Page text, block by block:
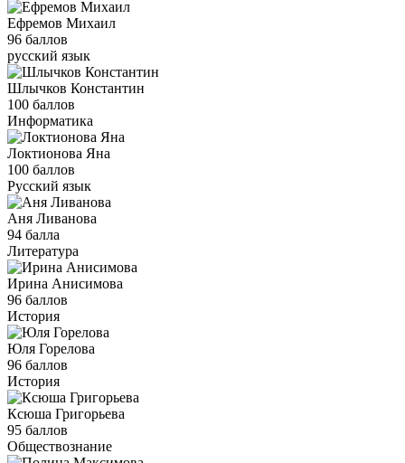
Ефремов Михаил
96 баллов
русский язык
Шлычков Константин
100 баллов
Информатика
Локтионова Яна
100 баллов
Русский язык
Аня Ливанова
94 балла
Литература
Ирина Анисимова
96 баллов
История
Юля Горелова
96 баллов
История
Ксюша Григорьева
95 баллов
Обществознание